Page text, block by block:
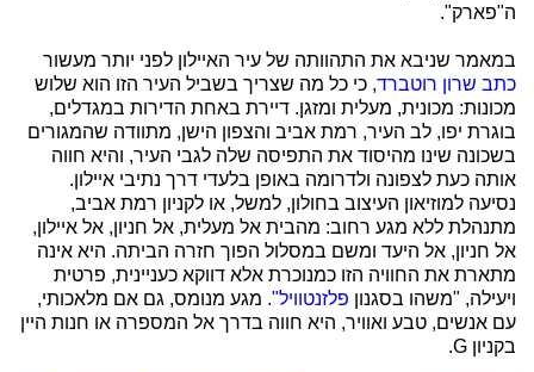
ה"פארק".
במאמר שניבא את התהוותה של עיר האיילון לפני יותר מעשור
כתב שרון רוטברד, כי כל מה שצריך בשביל העיר הזו הוא שלוש
מכונות: מכונית, מעלית ומזגן. דיירת באחת הדירות במגדלים,
בוגרת יפו, לב העיר, רמת אביב והצפון הישן, מתוודה שהמגורים
בשכונה שינו מהיסוד את התפיסה שלה לגבי העיר, והיא חווה
אותה כעת לצפונה ולדרומה באופן בלעדי דרך נתיבי איילון.
נסיעה למוזיאון העיצוב בחולון, למשל, או לקניון רמת אביב,
מתנהלת ללא מגע רחוב: מהבית אל מעלית, אל חניון, אל איילון,
אל חניון, אל היעד ומשם במסלול הפוך חזרה הביתה. היא אינה
מתארת את החוויה הזו כמנוכרת אלא דווקא כעניינית, פרטית
ויעילה, "משהו בסגנון פלזנטוויל". מגע מנומס, גם אם מלאכותי,
עם אנשים, טבע ואוויר, היא חווה בדרך אל המספרה או חנות היין
בקניון G.